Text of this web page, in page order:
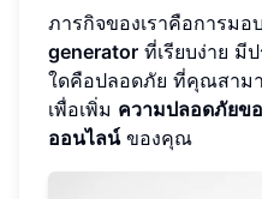
ภารกิจของเราคือการมอบ
generator ที่เรียบง่าย มี
ใดคือปลอดภัย ที่คุณสามา
เพื่อเพิ่ม ความปลอดภัยข
ออนไลน์ของคุณ